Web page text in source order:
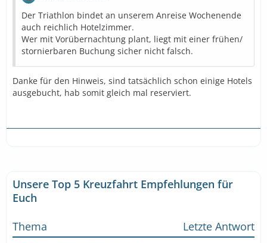
Der Triathlon bindet an unserem Anreise Wochenende
auch reichlich Hotelzimmer.
Wer mit Vorübernachtung plant, liegt mit einer frühen/
stornierbaren Buchung sicher nicht falsch.
Danke für den Hinweis, sind tatsächlich schon einige Hotels
ausgebucht, hab somit gleich mal reserviert.
Unsere Top 5 Kreuzfahrt Empfehlungen für
Euch
Thema
Letzte Antwort